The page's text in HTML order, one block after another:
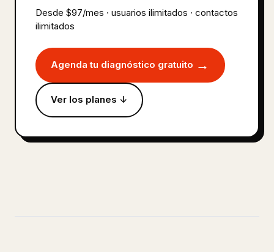
Desde $97/mes · usuarios ilimitados · contactos
ilimitados
Agenda tu diagnóstico gratuito →
Ver los planes ↓